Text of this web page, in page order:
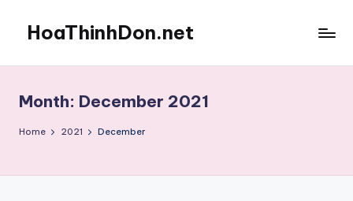
content
HoaThinhDon.net
in
Washington
D.C.
Month: December 2021
Home 2021 December